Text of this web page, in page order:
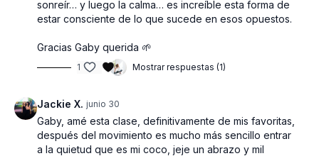
Props:1 cobija, 2 pelotas y 2 bloques
🌟 ¡Únete y experimenta la perfecta combinación de energía y
calma en esta práctica única!
sonreír… y luego la calma… es increíble esta forma de
estar consciente de lo que sucede en esos opuestos.
Gracias Gaby querida 🌱
1 Mostrar respuestas (1)
Jackie X. junio 30
Gaby, amé esta clase, definitivamente de mis favoritas,
después del movimiento es mucho más sencillo entrar
a la quietud que es mi coco, jeje un abrazo y mil